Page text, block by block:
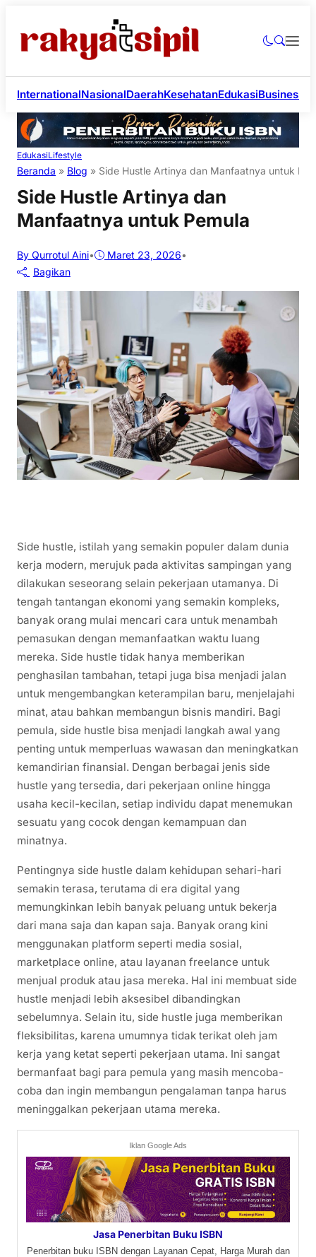
InternationalNasionalDaerahKesehatanEdukasiBusiness
EdukasiLifestyle
Beranda » Blog » Side Hustle Artinya dan Manfaatnya untuk
Side Hustle Artinya dan
Manfaatnya untuk Pemula
By Qurrotul Aini• Maret 23, 2026•
Bagikan
Side hustle, istilah yang semakin populer dalam dunia
kerja modern, merujuk pada aktivitas sampingan yang
dilakukan seseorang selain pekerjaan utamanya. Di
tengah tantangan ekonomi yang semakin kompleks,
banyak orang mulai mencari cara untuk menambah
pemasukan dengan memanfaatkan waktu luang
mereka. Side hustle tidak hanya memberikan
penghasilan tambahan, tetapi juga bisa menjadi jalan
untuk mengembangkan keterampilan baru, menjelajahi
minat, atau bahkan membangun bisnis mandiri. Bagi
pemula, side hustle bisa menjadi langkah awal yang
penting untuk memperluas wawasan dan meningkatkan
kemandirian finansial. Dengan berbagai jenis side
hustle yang tersedia, dari pekerjaan online hingga
usaha kecil-kecilan, setiap individu dapat menemukan
sesuatu yang cocok dengan kemampuan dan
minatnya.
Pentingnya side hustle dalam kehidupan sehari-hari
semakin terasa, terutama di era digital yang
memungkinkan lebih banyak peluang untuk bekerja
dari mana saja dan kapan saja. Banyak orang kini
menggunakan platform seperti media sosial,
marketplace online, atau layanan freelance untuk
menjual produk atau jasa mereka. Hal ini membuat side
hustle menjadi lebih aksesibel dibandingkan
sebelumnya. Selain itu, side hustle juga memberikan
fleksibilitas, karena umumnya tidak terikat oleh jam
kerja yang ketat seperti pekerjaan utama. Ini sangat
bermanfaat bagi para pemula yang masih mencoba-
coba dan ingin membangun pengalaman tanpa harus
meninggalkan pekerjaan utama mereka.
Iklan Google Ads
Jasa Penerbitan Buku ISBN
Penerbitan buku ISBN dengan Layanan Cepat, Harga Murah dan